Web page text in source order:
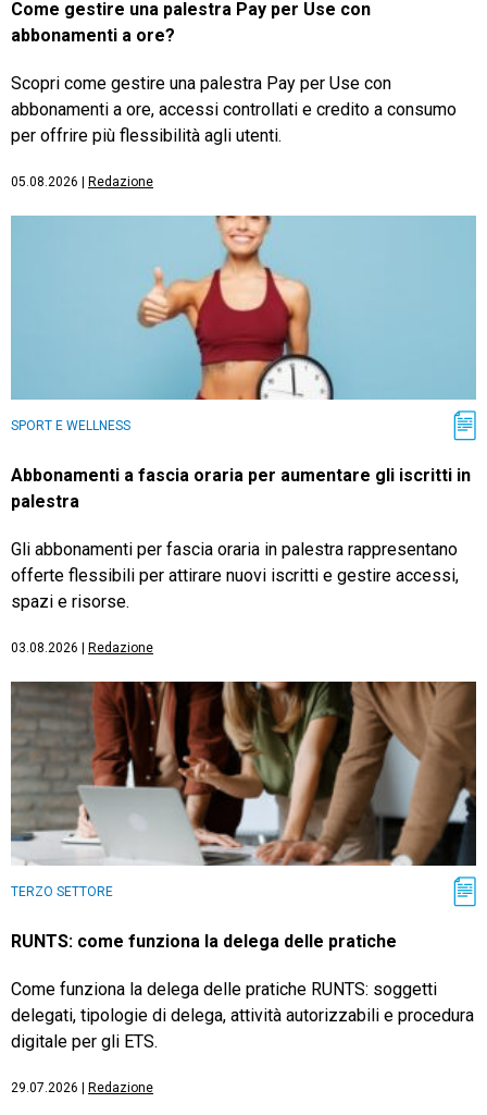
Come gestire una palestra Pay per Use con
abbonamenti a ore?
Scopri come gestire una palestra Pay per Use con
abbonamenti a ore, accessi controllati e credito a consumo
per offrire più flessibilità agli utenti.
05.08.2026 Redazione
SPORT E WELLNESS
Abbonamenti a fascia oraria per aumentare gli iscritti in
palestra
Gli abbonamenti per fascia oraria in palestra rappresentano
offerte flessibili per attirare nuovi iscritti e gestire accessi,
spazi e risorse.
03.08.2026 Redazione
TERZO SETTORE
RUNTS: come funziona la delega delle pratiche
Come funziona la delega delle pratiche RUNTS: soggetti
delegati, tipologie di delega, attività autorizzabili e procedura
digitale per gli ETS.
29.07.2026 Redazione